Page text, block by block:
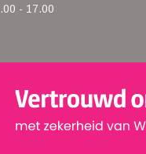
- 17.00